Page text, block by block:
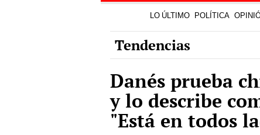
LO ÚLTIMO POLÍTICA
Tendencias
Danés prueba
y lo describe
"Está en todos